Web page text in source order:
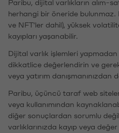
Paribu, dijital varlıkların alım-
herhangi bir öneride
ve NFT'ler dahil), yüksek
kayıpları yaşanabilir.
Dijital varlık işlemleri
dikkatlice değerlendirin ve
veya yatırım danışmanınızdan
Paribu, üçüncü taraf web
veya kullanımından
diğer sonuçlardan sorumlu
varlıklarınızda kayıp veya